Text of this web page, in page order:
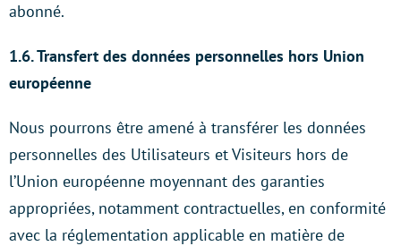
abonné.
1.6. Transfert des données personnelles hors Union
européenne
Nous pourrons être amené à transférer les données
personnelles des Utilisateurs et Visiteurs hors de
l’Union européenne moyennant des garanties
appropriées, notamment contractuelles, en conformité
avec la réglementation applicable en matière de